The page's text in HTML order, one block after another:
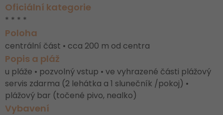
Oficiální kategorie
* * * *
Poloha
centrální část • cca 200 m od centra
Popis a pláž
u pláže • pozvolný vstup • ve vyhrazené části plážový
servis zdarma (2 lehátka a 1 slunečník /pokoj) •
plážový bar (točené pivo, nealko)
Vybavení